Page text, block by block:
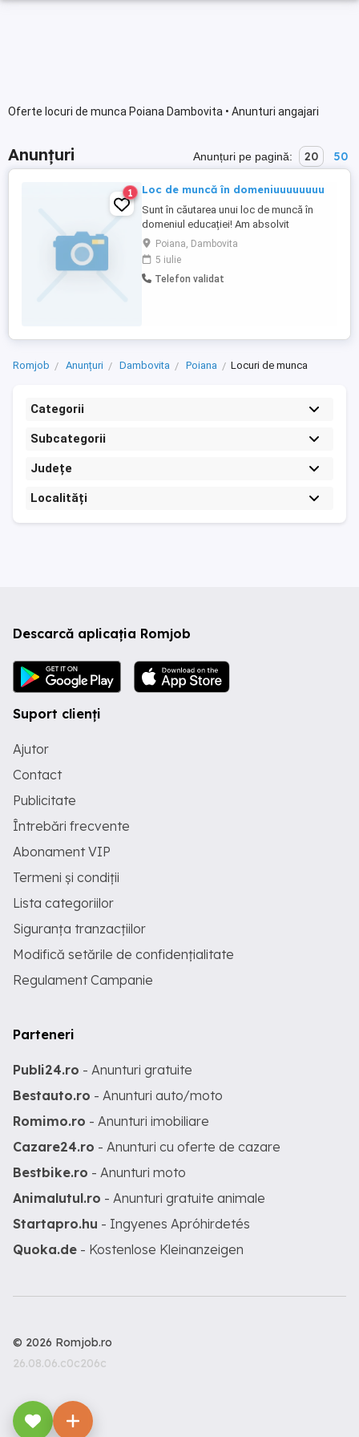
Oferte locuri de munca Poiana Dambovita • Anunturi angajari
Anunțuri Anunțuri pe pagină: 20 50
1 Loc de muncă în domeniuuuuuuuu
Sunt în căutarea unui loc de muncă în
domeniul educației! Am absolvit
Facultatea de Teologie Ortodoxă și
Științele Educației, specializarea
Pedagogia Învățământului Primar și
Preșcolar, iar anterior am finalizat un liceu
Poiana, Dambovita
5 iulie
Telefon validat
Romjob Anunțuri Dambovita Poiana Locuri de munca
Categorii
Subcategorii
Județe
Localități
Descarcă aplicația Romjob
Suport clienți
Ajutor
Contact
Publicitate
Întrebări frecvente
Abonament VIP
Termeni și condiții
Lista categoriilor
Siguranța tranzacțiilor
Modifică setările de confidențialitate
Regulament Campanie
Parteneri
Publi24.ro - Anunturi gratuite
Bestauto.ro - Anunturi auto/moto
Romimo.ro - Anunturi imobiliare
Cazare24.ro - Anunturi cu oferte de cazare
Bestbike.ro - Anunturi moto
Animalutul.ro - Anunturi gratuite animale
Startapro.hu - Ingyenes Apróhirdetés
Quoka.de - Kostenlose Kleinanzeigen
© 2026 Romjob.ro
26.08.06.c0c206c